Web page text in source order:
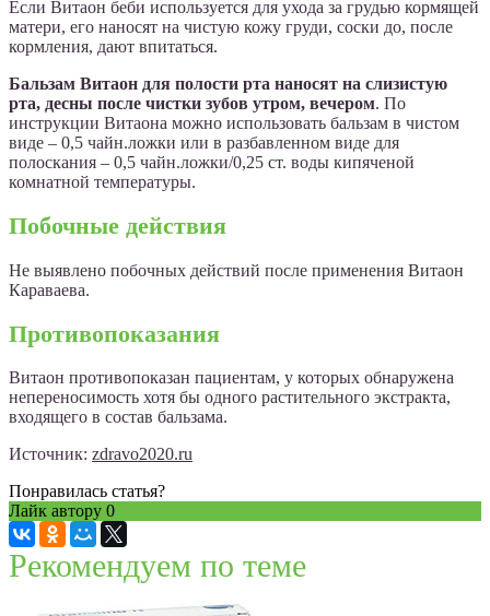
Если Витаон беби используется для ухода за грудью кормящей
матери, его наносят на чистую кожу груди, соски до, после
кормления, дают впитаться.
Бальзам Витаон для полости рта наносят на слизистую
рта, десны после чистки зубов утром, вечером. По
инструкции Витаона можно использовать бальзам в чистом
виде – 0,5 чайн.ложки или в разбавленном виде для
полоскания – 0,5 чайн.ложки/0,25 ст. воды кипяченой
комнатной температуры.
Побочные действия
Не выявлено побочных действий после применения Витаон
Караваева.
Противопоказания
Витаон противопоказан пациентам, у которых обнаружена
непереносимость хотя бы одного растительного экстракта,
входящего в состав бальзама.
Источник: zdravo2020.ru
Понравилась статья?
Лайк автору 0
Рекомендуем по теме